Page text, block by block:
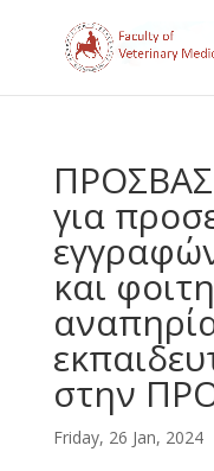
για
και
στην
Friday, 26 Jan, 2024